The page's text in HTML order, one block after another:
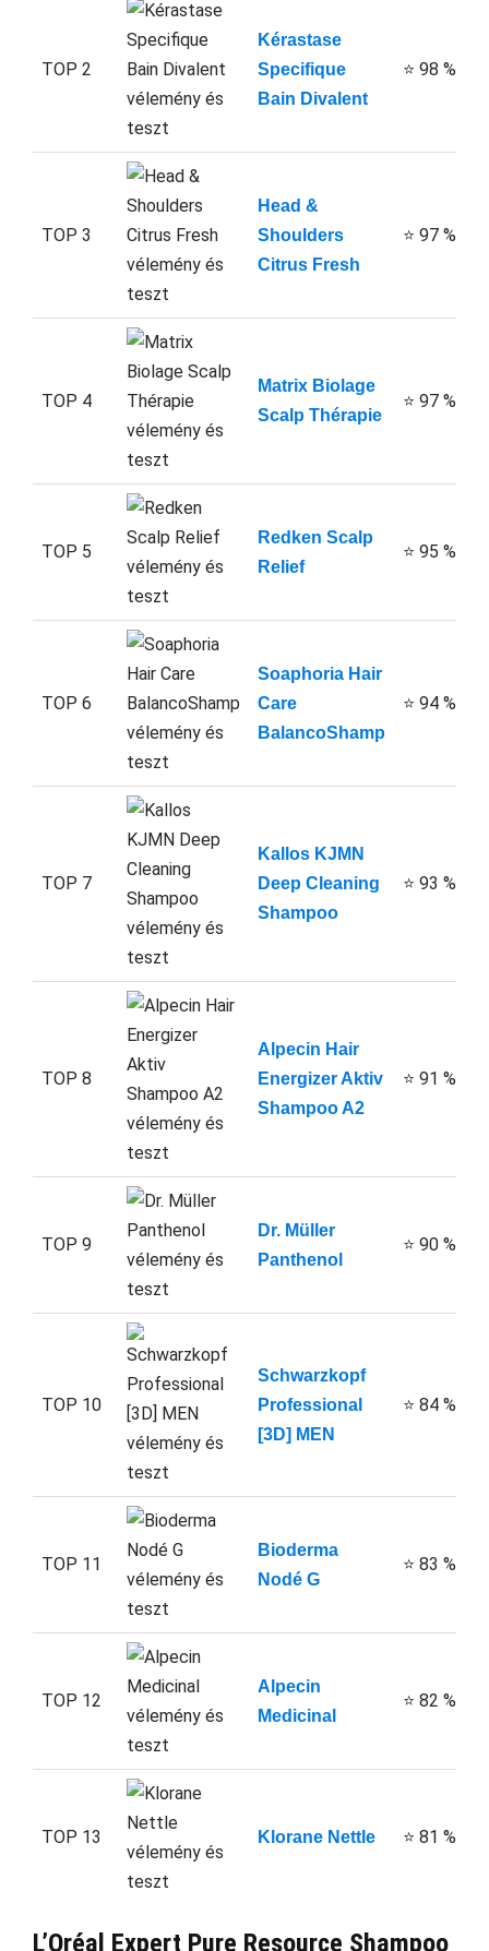
TOP 2
Kérastase
Specifique
Bain Divalent
⭐ 98 %
TOP 3
Head &
Shoulders
Citrus Fresh
⭐ 97 %
TOP 4
Matrix Biolage
Scalp Thérapie
⭐ 97 %
TOP 5
Redken Scalp
Relief
⭐ 95 %
TOP 6
Soaphoria Hair
Care
BalancoShamp
⭐ 94 %
TOP 7
Kallos KJMN
Deep Cleaning
Shampoo
⭐ 93 %
TOP 8
Alpecin Hair
Energizer Aktiv
Shampoo A2
⭐ 91 %
TOP 9
Dr. Müller
Panthenol
⭐ 90 %
TOP 10
Schwarzkopf
Professional
[3D] MEN
⭐ 84 %
TOP 11
Bioderma
Nodé G
⭐ 83 %
TOP 12
Alpecin
Medicinal
⭐ 82 %
TOP 13 Klorane Nettle ⭐ 81 %
L’Oréal Expert Pure Resource Shampoo